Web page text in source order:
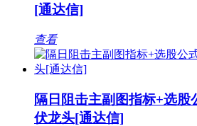
[通达信]
查看
隔日阻击主副图指标+选股
伏龙头[通达信]